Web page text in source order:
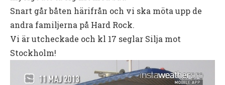
Snart går båten härifrån och vi ska möta upp de
andra familjerna på Hard Rock.
Vi är utcheckade och kl 17 seglar Silja mot
Stockholm!